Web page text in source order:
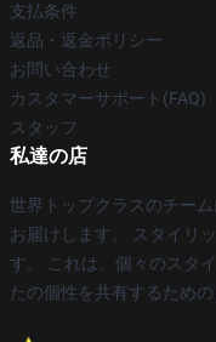
支払条件
返品・返金ポリシー
お問い合わせ
カスタマーサポート(FAQ)
スタッフ
私達の店
世界トップクラスのチー
お届けします。 スタイリ
す。 これは、個々のスタ
たの個性を共有するための